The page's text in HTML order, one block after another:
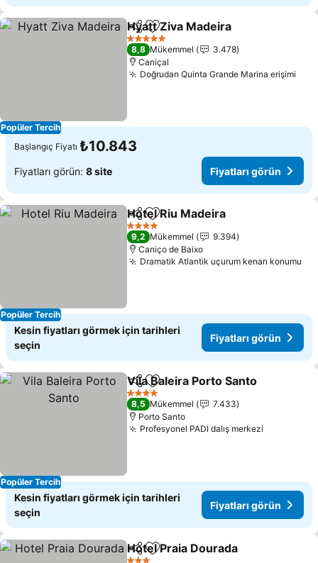
Popüler Tercih
PaylaşFavorilerime ekle
Hyatt Ziva Madeira
5 Yıldız
8,8 Mükemmel
3.478
Caniçal
Doğrudan Quinta Grande Marina erişimi
Başlangıç Fiyatı ₺10.843
Fiyatları görün: 8 site Fiyatları görün
Popüler Tercih
PaylaşFavorilerime ekle
Hotel Riu Madeira
4 Yıldız
9,2 Mükemmel
9.394
Caniço de Baixo
Dramatik Atlantik uçurum kenarı konumu
Kesin fiyatları görmek için tarihleri
seçin
Fiyatları görün
Popüler Tercih
PaylaşFavorilerime ekle
Vila Baleira Porto Santo
4 Yıldız
8,5 Mükemmel
7.433
Porto Santo
Profesyonel PADI dalış merkezi
Kesin fiyatları görmek için tarihleri
seçin
Fiyatları görün
PaylaşFavorilerime ekle
Hotel Praia Dourada